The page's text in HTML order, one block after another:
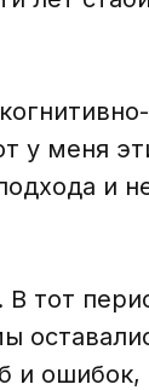
у меня
и
В тот
и ошибок,